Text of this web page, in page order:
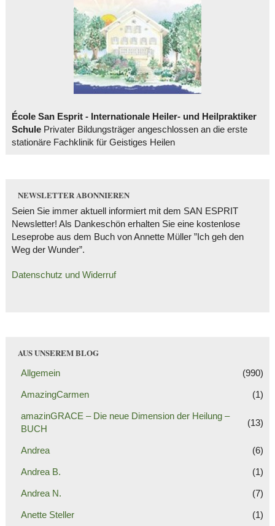
École San Esprit - Internationale Heiler- und Heilpraktiker
SchulePrivater Bildungsträger angeschlossen an die erste
stationäre Fachklinik für Geistiges Heilen
NEWSLETTER ABONNIEREN
Seien Sie immer aktuell informiert mit dem SAN ESPRIT
Newsletter! Als Dankeschön erhalten Sie eine kostenlose
Leseprobe aus dem Buch von Annette Müller ”Ich geh den
Weg der Wunder”.
Datenschutz und Widerruf
AUS UNSEREM BLOG
Allgemein (990)
AmazingCarmen (1)
amazinGRACE – Die neue Dimension der Heilung –
BUCH
(13)
Andrea (6)
Andrea B. (1)
Andrea N. (7)
Anette Steller (1)